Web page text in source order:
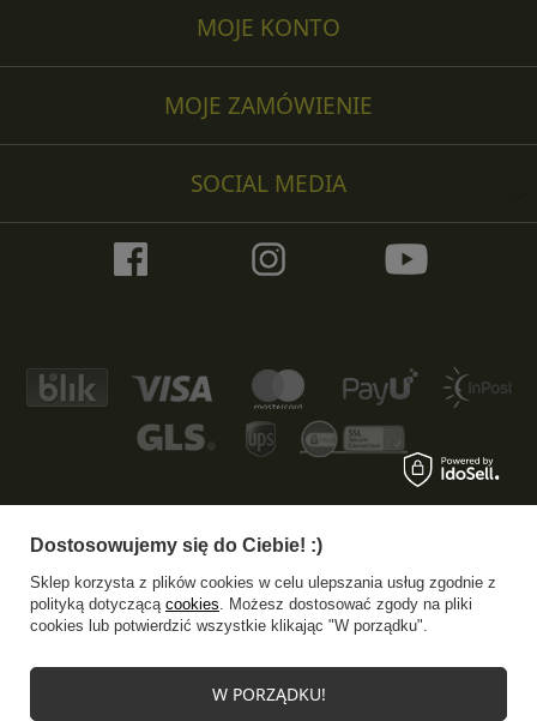
MOJE ZAMÓWIENIE
MOJE KONTO
SOCIAL MEDIA
+48 533 372 997 info@specshop.pl
SpecShop.pl,Bałtycka 6, 61-013Poznań
Stawki VAT dla konsumentów z kraju:
Dostosowujemy się do Ciebie! :)
Sklep korzysta z plików cookies w celu ulepszania usług zgodnie z
polityką dotyczącą cookies. Możesz dostosować zgody na pliki
cookies lub potwierdzić wszystkie klikając "W porządku".
W PORZĄDKU!